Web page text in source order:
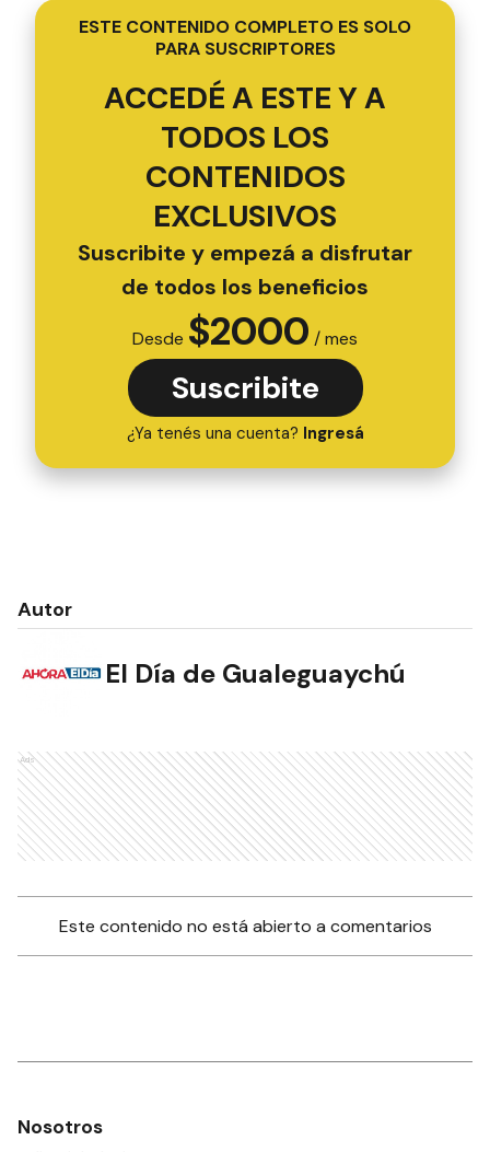
ESTE CONTENIDO COMPLETO ES SOLO
PARA SUSCRIPTORES
ACCEDÉ A ESTE Y A
TODOS LOS
CONTENIDOS
EXCLUSIVOS
Suscribite y empezá a disfrutar
de todos los beneficios
Desde $2000 / mes
Suscribite
¿Ya tenés una cuenta? Ingresá
Autor
El Día de Gualeguaychú
Ads
Este contenido no está abierto a comentarios
Nosotros